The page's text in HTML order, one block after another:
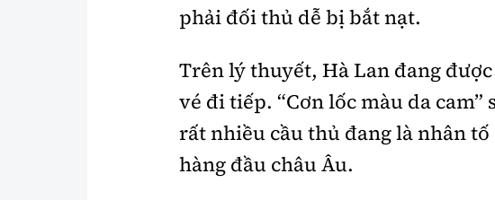
Chung tay vì ATGT
xem thêm
Chất lượng sống Văn hóa - Giải Trí
phải đối thủ dễ bị bắt nạt.
Trên lý thuyết, Hà Lan đang
vé đi tiếp. “Cơn lốc màu da
rất nhiều cầu thủ đang là nhân
hàng đầu châu Âu.